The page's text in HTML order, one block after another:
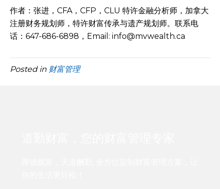
作者：张进，CFA，CFP，CLU 特许金融分析师，加拿大
注册财务规划师，特许财富传承与遗产规划师。联系电
话：647-686-6898，Email: info@mvwealth.ca
Posted in 财富管理